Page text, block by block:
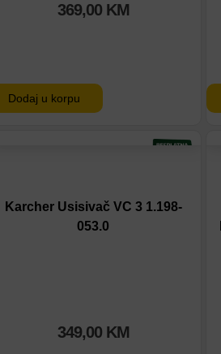
369,00 KM
Dodaj u korpu
Karcher Usisivač VC 3 1.198-
053.0
349,00 KM